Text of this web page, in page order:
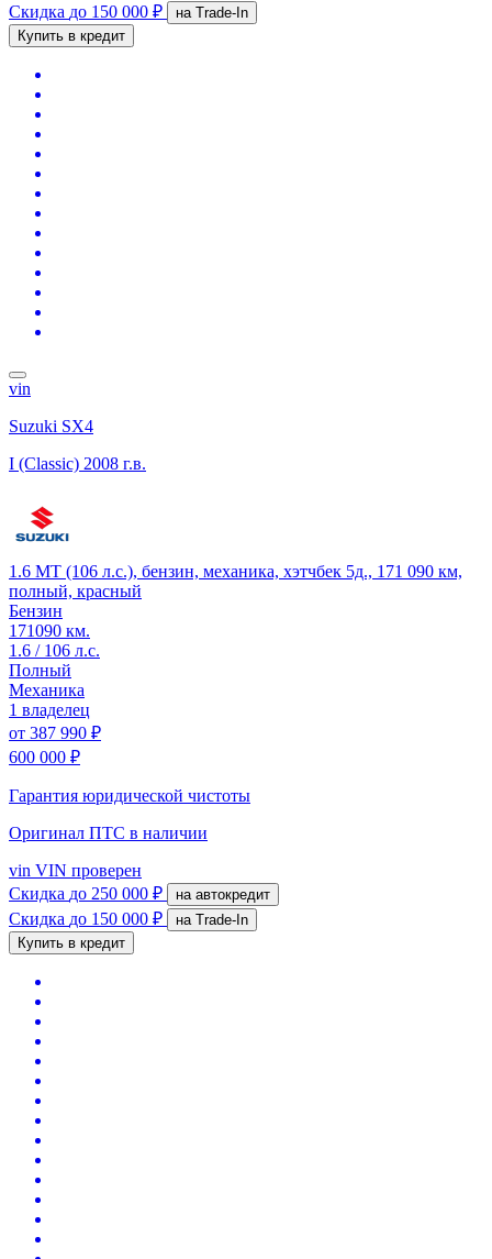
Скидка до 150 000 ₽
на Trade-In
Купить в кредит
vin
Suzuki SX4
I (Classic) 2008 г.в.
1.6 MT (106 л.с.), бензин, механика, хэтчбек 5д., 171 090 км,
полный, красный
Бензин
171090 км.
1.6 / 106 л.с.
Полный
Механика
1 владелец
от 387 990 ₽
600 000 ₽
Гарантия юридической чистоты
Оригинал ПТС в наличии
vin VIN проверен
Скидка до 250 000 ₽ на автокредит
Скидка до 150 000 ₽
на Trade-In
Купить в кредит